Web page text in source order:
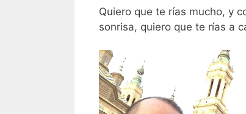
Quiero que te rías mucho, y
sonrisa, quiero que te rías a